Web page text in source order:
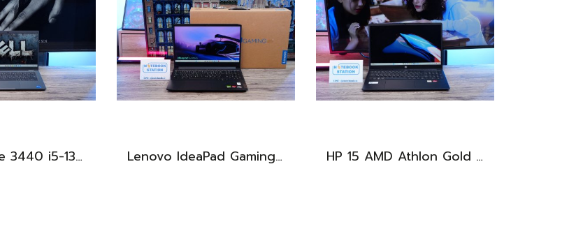
Dell Latitude 3440 i5-1335U Ram8 SSD512 จอ14นิ้ว สเปคดี คีย์บอร์ดไฟ เครื่องประมวลผลไวพร้อมใช้งาน เพียง 13,990.- Lenovo IdeaPad Gaming 3 Ryzen5-5500H RAM16 RTX2050(4GB) 512GB M.2 จอ15.6 FHD 144Hz สเปคเกมมิ่ง คีย์บอร์ดไฟสีRGB เครื่องพร้อมใช้งาน ราคาเพียง 16,900.- HP 15 AMD Athlon Gold 7220U Ram8 SSD256 จอ15.6 FHD เครื่องบางเบา เหมาะแก่การพกพา ขายเพียง 7,500 .-